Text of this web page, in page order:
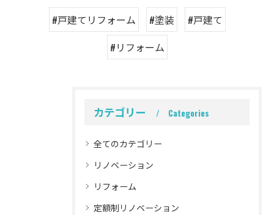
#戸建てリフォーム #塗装
#戸建て
#リフォーム
カテゴリー Categories
全てのカテゴリー
リノベーション
リフォーム
定額制リノベーション